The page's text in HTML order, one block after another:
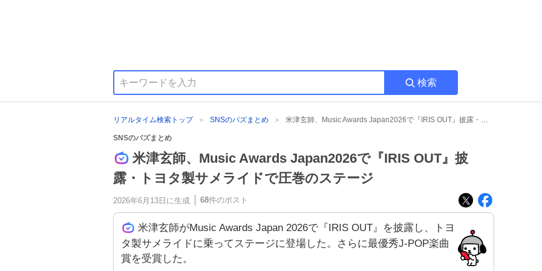
検索
リアルタイム検索トップ SNSのバズまとめ 米津玄師、Music Awards Japan2026で『IRIS OUT』披露・トヨタ製サメライドで圧巻のステージ
SNSのバズまとめ
米津玄師、Music Awards Japan2026で『IRIS OUT』披
露・トヨタ製サメライドで圧巻のステージ
2026年6月13日 に生成 68件のポスト
米津玄師がMusic Awards Japan 2026で『IRIS OUT』を披露し、トヨ
タ製サメライドに乗ってステージに登場した。さらに最優秀J‑POP楽曲
賞を受賞した。